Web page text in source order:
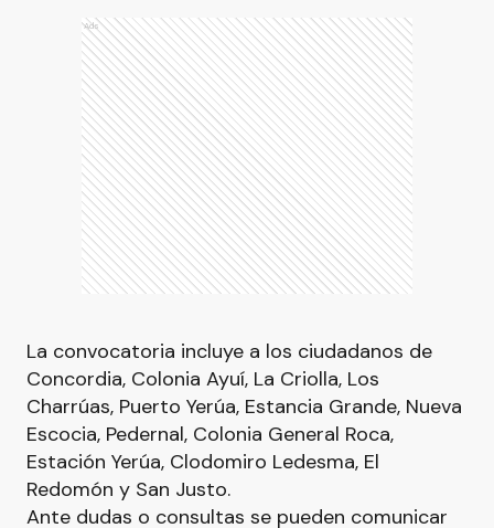
Ads
La convocatoria incluye a los ciudadanos de
Concordia, Colonia Ayuí, La Criolla, Los
Charrúas, Puerto Yerúa, Estancia Grande, Nueva
Escocia, Pedernal, Colonia General Roca,
Estación Yerúa, Clodomiro Ledesma, El
Redomón y San Justo.
Ante dudas o consultas se pueden comunicar